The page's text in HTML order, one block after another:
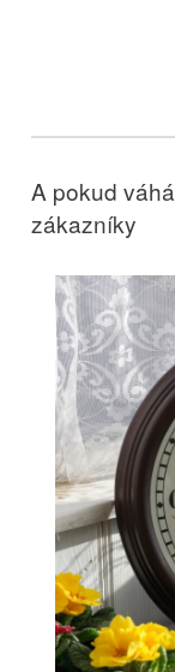
A pokud
zákazníky